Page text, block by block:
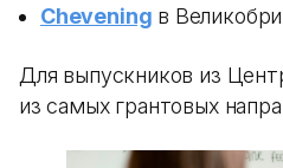
Chevening в
Для выпускников из
из самых грантовых